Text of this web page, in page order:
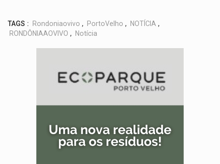
TAGS : Rondoniaovivo , PortoVelho , NOTÍCIA ,
RONDÔNIAAOVIVO , Notícia